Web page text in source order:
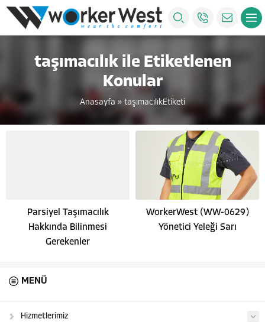
taşımacılık ile Etiketlenen
Konular
Anasayfa » taşımacılıkEtiketi
Parsiyel Taşımacılık
Hakkında Bilinmesi
Gerekenler
WorkerWest (WW-0629)
Yönetici Yeleği Sarı
MENÜ
Hizmetlerimiz